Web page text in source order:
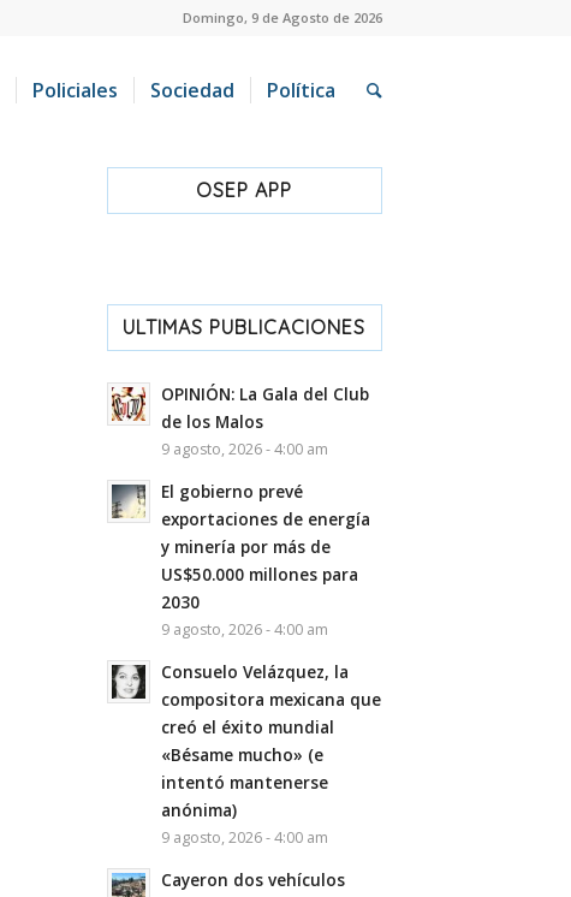
Domingo, 9 de Agosto de 2026
Policiales Sociedad Política
OSEP APP
ULTIMAS PUBLICACIONES
OPINIÓN: La Gala del Club
de los Malos
9 agosto, 2026 - 4:00 am
El gobierno prevé
exportaciones de energía
y minería por más de
US$50.000 millones para
2030
9 agosto, 2026 - 4:00 am
Consuelo Velázquez, la
compositora mexicana que
creó el éxito mundial
«Bésame mucho» (e
intentó mantenerse
anónima)
9 agosto, 2026 - 4:00 am
Cayeron dos vehículos